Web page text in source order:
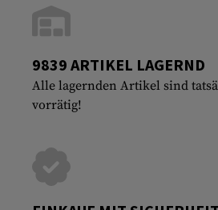
9839 ARTIKEL LAGERND
Alle lagernden Artikel sind
vorrätig!